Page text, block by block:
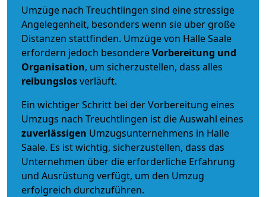
Umzüge nach Treuchtlingen sind eine stressige
Angelegenheit, besonders wenn sie über große
Distanzen stattfinden. Umzüge von Halle Saale
erfordern jedoch besondereVorbereitung und
Organisation, um sicherzustellen, dass alles
reibungslosverläuft.
Ein wichtiger Schritt bei der Vorbereitung eines
Umzugs nach Treuchtlingen ist die Auswahl eines
zuverlässigen Umzugsunternehmens in Halle
Saale. Es ist wichtig, sicherzustellen, dass das
Unternehmen über die erforderliche Erfahrung
und Ausrüstung verfügt, um den Umzug
erfolgreich durchzuführen.